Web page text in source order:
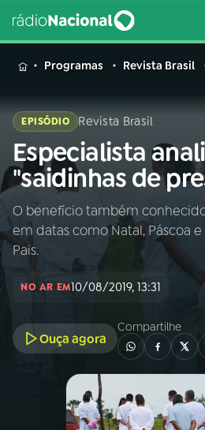
MENU
Buscar
na
Rádio
Nacional
Buscar
AO VIVO
01INÍCIO
02A RÁDIO
PROGRAMAÇÃO
Programas Revista Brasil
EPISÓDIO Revista Brasil
Especialista
"saidinhas de
O benefício também
em datas como Natal, Páscoa e
Pais.
NO AR EM10/08/2019, 13:31
Ouça agora
Compartilhe